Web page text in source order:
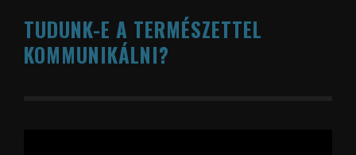
TUDUNK-E A TERMÉSZETTEL
KOMMUNIKÁLNI?